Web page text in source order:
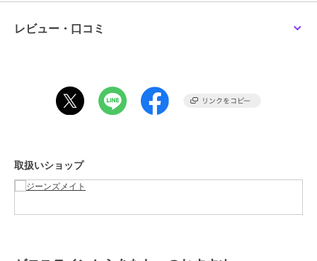
そして、肌に接する裏面には吸水性の加工を施しています。この加工
の良いタオル等でも使われる程よい太さの糸を、密度高い編地で仕上
げることで、綿タッチでしっかりした生地感のＴシャツになっていま
汗ばむ季節の定番アイテムとして、必ず持っておきたい1着です。
※衿のリブ部分には汗染み防止加工が施されておりません。
レビュー・口コミ
取扱いショップ